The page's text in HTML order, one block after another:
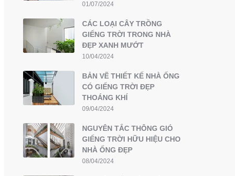
01/07/2024
CÁC LOẠI CÂY TRỒNG
GIẾNG TRỜI TRONG NHÀ
ĐẸP XANH MƯỚT
10/04/2024
BẢN VẼ THIẾT KẾ NHÀ ỐNG
CÓ GIẾNG TRỜI ĐẸP
THOÁNG KHÍ
09/04/2024
NGUYÊN TẮC THÔNG GIÓ
GIẾNG TRỜI HỮU HIỆU CHO
NHÀ ỐNG ĐẸP
08/04/2024